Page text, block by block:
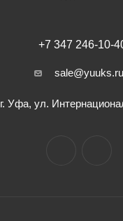
+7 347 246-10-
sale@yuuks.ru
г. Уфа, ул.